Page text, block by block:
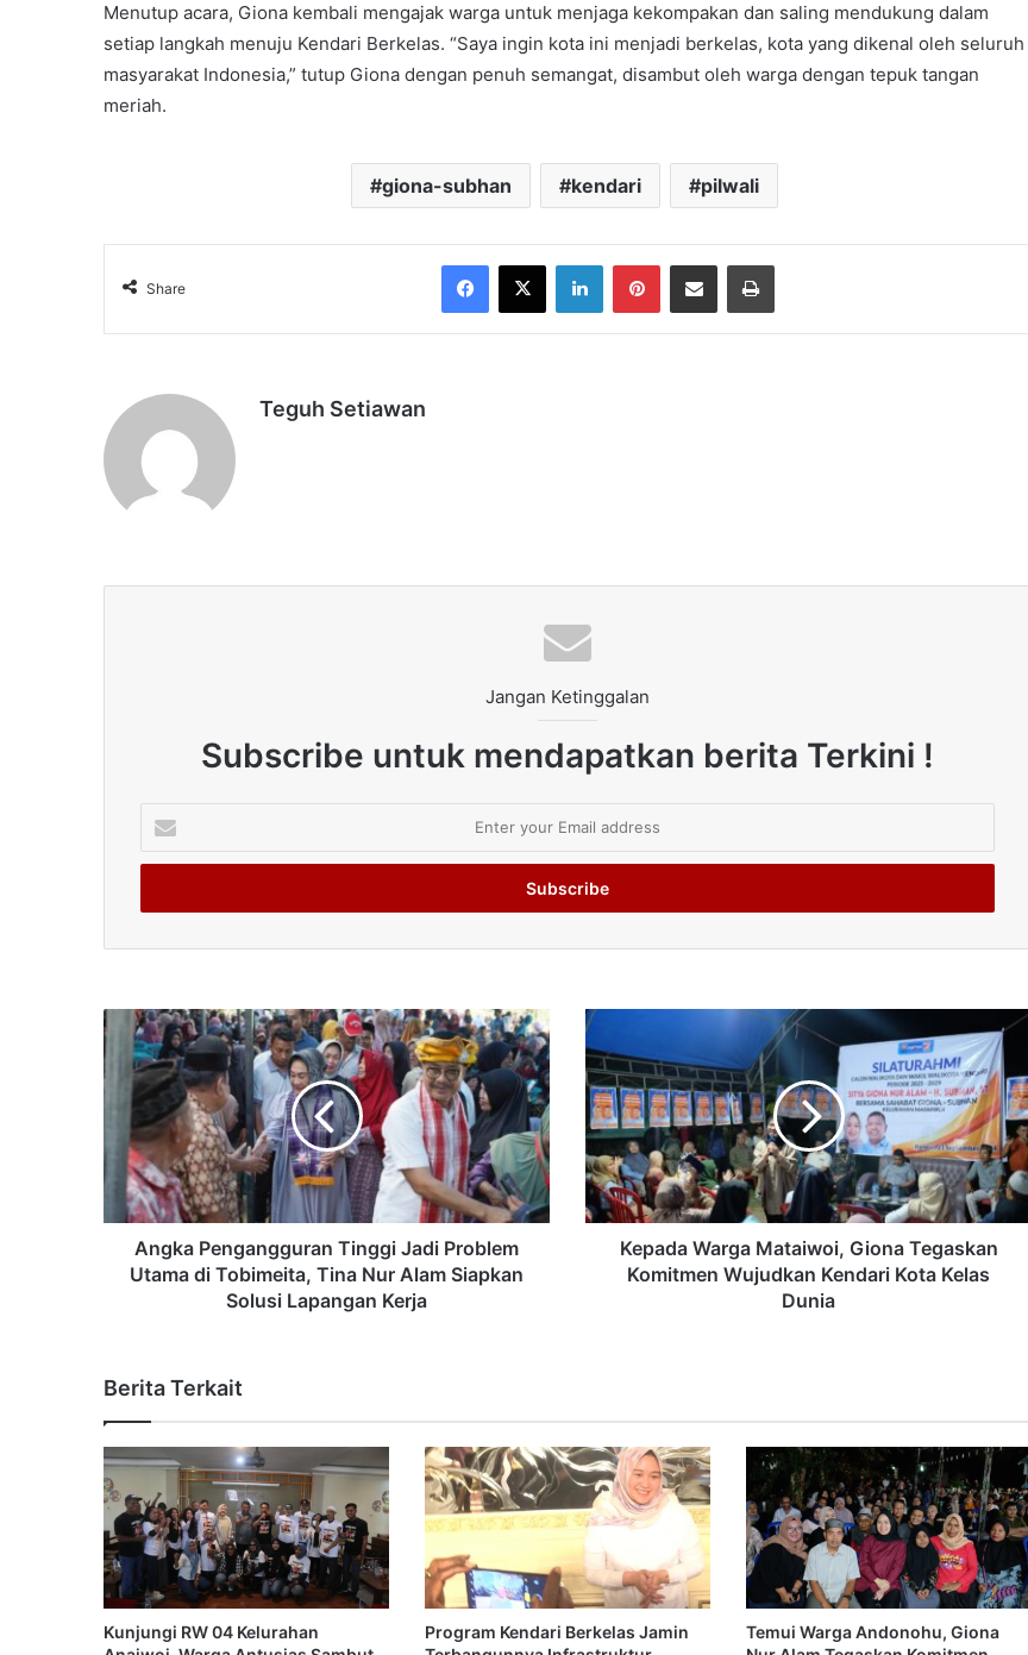
Menutup acara, Giona kembali mengajak warga untuk menjaga kekompakan dan saling mendukung dalam
setiap langkah menuju Kendari Berkelas. “Saya ingin kota ini menjadi berkelas, kota yang dikenal oleh seluruh
masyarakat Indonesia,” tutup Giona dengan penuh semangat, disambut oleh warga dengan tepuk tangan
meriah.
giona-subhan kendari pilwali
Share
Facebook
X LinkedInPinterestShare via Email Print
Teguh Setiawan
Jangan Ketinggalan
Subscribe untuk mendapatkan berita Terkini !
your
Email
Angka Pengangguran Tinggi Jadi Problem
Utama di Tobimeita, Tina Nur Alam Siapkan
Solusi Lapangan Kerja
Kepada Warga Mataiwoi, Giona Tegaskan
Komitmen Wujudkan Kendari Kota Kelas
Dunia
Berita Terkait
Kunjungi RW 04 Kelurahan
Program Kendari Berkelas Jamin
Temui Warga Andonohu, Giona